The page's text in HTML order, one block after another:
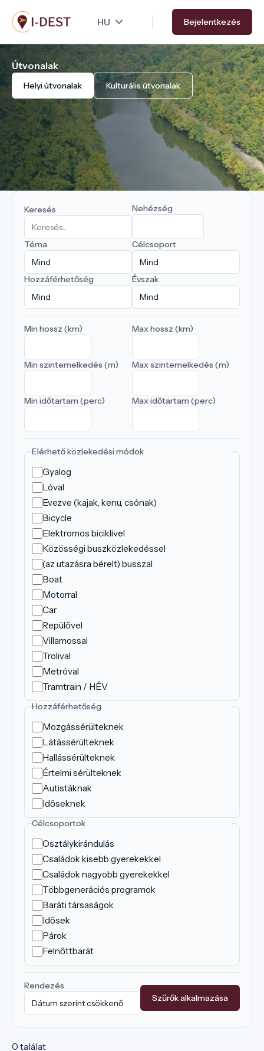
Ugrás
a
tartalomra
Bejelentkezés
Útvonalak
Helyi útvonalak Kulturális útvonalak
Keresés Nehézség
Téma Célcsoport
Hozzáférhetőség Évszak
Min hossz (km) Max hossz (km)
Min szintemelkedés (m) Max szintemelkedés (m)
Min időtartam (perc) Max időtartam (perc)
Elérhető közlekedési módok
Gyalog
Lóval
Evezve (kajak, kenu, csónak)
Bicycle
Elektromos biciklivel
Közösségi buszközlekedéssel
(az utazásra bérelt) busszal
Boat
Motorral
Car
Repülővel
Villamossal
Trolival
Metróval
Tramtrain / HÉV
Hozzáférhetőség
Mozgássérülteknek
Látássérülteknek
Hallássérülteknek
Értelmi sérülteknek
Autistáknak
Időseknek
Célcsoportok
Osztálykirándulás
Családok kisebb gyerekekkel
Családok nagyobb gyerekekkel
Többgenerációs programok
Baráti társaságok
Idősek
Párok
Felnőttbarát
Rendezés
Szűrők alkalmazása
0 találat